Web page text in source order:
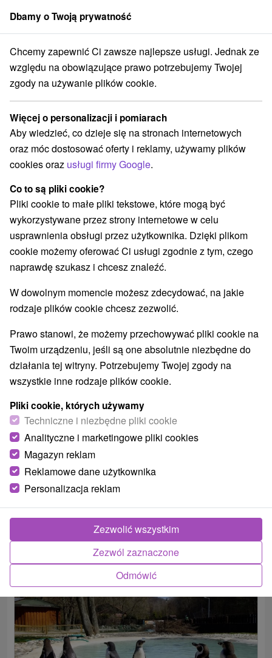
członek grupySorger
dzieci Východné Slovensko Košický kraj Košice - Kavečany
Atrakcje dla dzieci Košice -
Kavečany a v okolí
Kategorie
Wszystkie kategorie
Tory bobslejowe
Atrakcje z adrenaliną(1)
Ogrody zoologiczne i fermy zwierząt(2)
Atrakcje dla dzieci(2)
Ośrodki i miasteczka dziecięce(1) Sporty(1)
Tor bobslejowy Koszyce - Kavečany
Košice - Kavečany
Długość: 800 m Wysokość: 498 m nad poziomem morza
Obiekty sportowo-rekreacyjne dla młodszych i starszych.
Posiada 9 zakrętów, 3 tunele,...
POKAZ
Dbamy o Twoją prywatność
Chcemy zapewnić Ci zawsze najlepsze usługi. Jednak ze
względu na obowiązujące prawo potrzebujemy Twojej
zgody na używanie plików cookie.
Więcej o personalizacji i pomiarach
Aby wiedzieć, co dzieje się na stronach internetowych
oraz móc dostosować oferty i reklamy, używamy plików
cookies oraz usługi firmy Google.
Co to są pliki cookie?
Pliki cookie to małe pliki tekstowe, które mogą być
wykorzystywane przez strony internetowe w celu
usprawnienia obsługi przez użytkownika. Dzięki plikom
cookie możemy oferować Ci usługi zgodnie z tym, czego
naprawdę szukasz i chcesz znaleźć.
W dowolnym momencie możesz zdecydować, na jakie
rodzaje plików cookie chcesz zezwolić.
Prawo stanowi, że możemy przechowywać pliki cookie na
Twoim urządzeniu, jeśli są one absolutnie niezbędne do
działania tej witryny. Potrzebujemy Twojej zgody na
wszystkie inne rodzaje plików cookie.
Pliki cookie, których używamy
Techniczne i niezbędne pliki cookie
Analityczne i marketingowe pliki cookies
Magazyn reklam
Reklamowe dane użytkownika
Personalizacja reklam
Odmówić
Zezwól zaznaczone
Zezwolić wszystkim